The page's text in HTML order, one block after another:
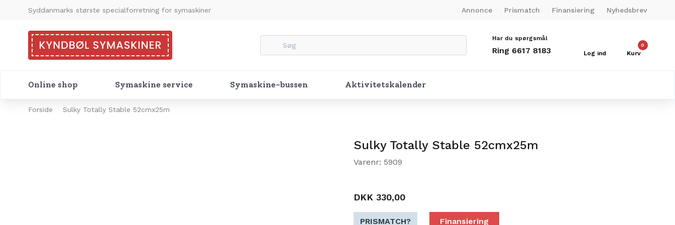
Syddanmarks største specialforretning for symaskiner Annonce Prismatch Finansiering Nyhedsbrev
Har du spørgsmål
Ring 6617 8183 Log ind
0
Kurv
Online shop Symaskine service Symaskine-bussen Aktivitetskalender
Forside Sulky Totally Stable 52cmx25m
Sulky Totally Stable 52cmx25m
Varenr: 5909
DKK 330,00
PRISMATCH? Finansiering